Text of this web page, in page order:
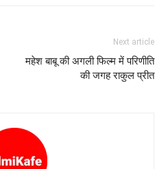
Next article
महेश बाबू की अगली फिल्म में परिणीति
की जगह राकुल प्रीत